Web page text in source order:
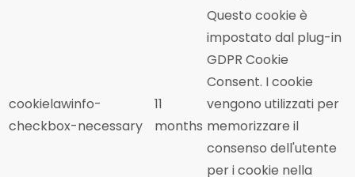
cookielawinfo-
checkbox-necessary
11
months
Questo cookie è
impostato dal plug-in
GDPR Cookie
Consent. I cookie
vengono utilizzati per
memorizzare il
consenso dell'utente
per i cookie nella